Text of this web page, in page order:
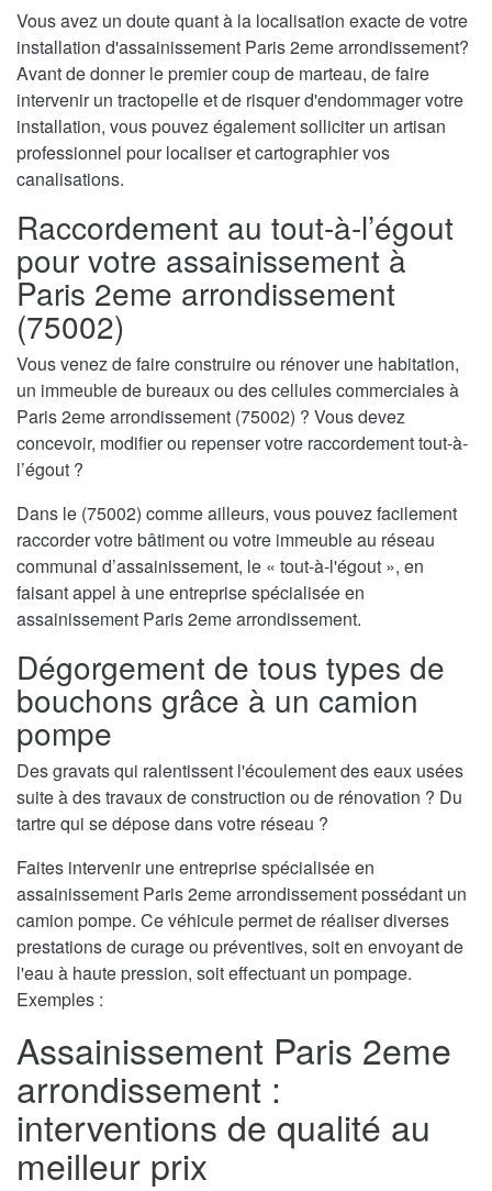
Vous avez un doute quant à la localisation exacte de votre
installation d'assainissement Paris 2eme arrondissement?
Avant de donner le premier coup de marteau, de faire
intervenir un tractopelle et de risquer d'endommager votre
installation, vous pouvez également solliciter un artisan
professionnel pour localiser et cartographier vos
canalisations.
Raccordement au tout-à-l’égout
pour votre assainissement à
Paris 2eme arrondissement
(75002)
Vous venez de faire construire ou rénover une habitation,
un immeuble de bureaux ou des cellules commerciales à
Paris 2eme arrondissement (75002) ? Vous devez
concevoir, modifier ou repenser votre raccordement tout-à-
l’égout ?
Dans le (75002) comme ailleurs, vous pouvez facilement
raccorder votre bâtiment ou votre immeuble au réseau
communal d’assainissement, le « tout-à-l'égout », en
faisant appel à une entreprise spécialisée en
assainissement Paris 2eme arrondissement.
Dégorgement de tous types de
bouchons grâce à un camion
pompe
Des gravats qui ralentissent l'écoulement des eaux usées
suite à des travaux de construction ou de rénovation ? Du
tartre qui se dépose dans votre réseau ?
Faites intervenir une entreprise spécialisée en
assainissement Paris 2eme arrondissement possédant un
camion pompe. Ce véhicule permet de réaliser diverses
prestations de curage ou préventives, soit en envoyant de
l'eau à haute pression, soit effectuant un pompage.
Exemples :
Assainissement Paris 2eme
arrondissement :
interventions de qualité au
meilleur prix